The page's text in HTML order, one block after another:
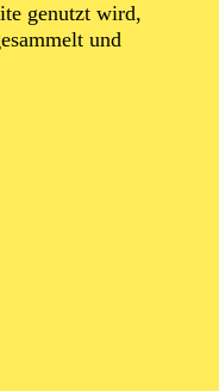
genutzt wird,
und
und Akteur*innen